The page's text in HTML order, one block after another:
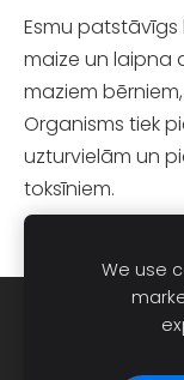
Esmu patstāvīgs
maize un laipna
maziem
Organisms tiek
uzturvielām un
toksīniem.
We use